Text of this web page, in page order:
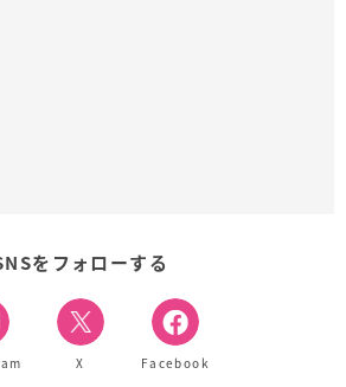
をフォローする
X Facebook